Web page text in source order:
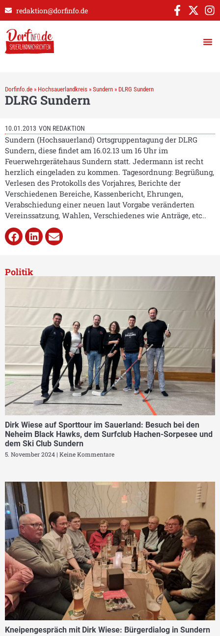
redaktion@dorfinfo.de
Dorfinfo.de » Hochsauerlandkreis » Sundern » DLRG Sundern
DLRG Sundern
10.01.2013 VON REDAKTION
Sundern (Hochsauerland) Ortsgruppentagung der DLRG
Sundern, diese findet am 16.02.13 um 16 Uhr im
Feuerwehrgerätehaus Sundern statt. Jedermann ist recht
herzlich eingeladen zu kommen. Tagesordnung: Begrüßung,
Verlesen des Protokolls des Vorjahres, Berichte der
Verschiedenen Bereiche, Kassenbericht, Ehrungen,
Verabschiedung einer neuen laut Vorgabe veränderten
Vereinssatzung, Wahlen, Verschiedenes wie Anträge, etc..
Politik
Dirk Wiese auf Sporttour im Sauerland: Besuch bei den
Neheim Black Hawks, dem Surfclub Hachen-Sorpesee und
dem Ski Club Sundern
5. November 2024 Keine Kommentare
Kneipengespräch mit Dirk Wiese: Bürgerdialog in Sundern